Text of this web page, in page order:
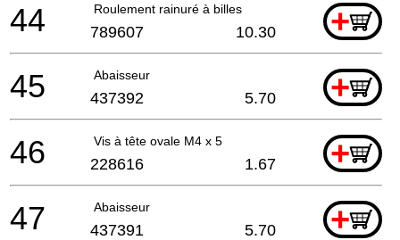
Roulement rainuré à billes +
44 789607 10.30
Abaisseur +
45 437392 5.70
Vis à tête ovale M4 x 5 +
46 228616 1.67
Abaisseur +
47 437391 5.70